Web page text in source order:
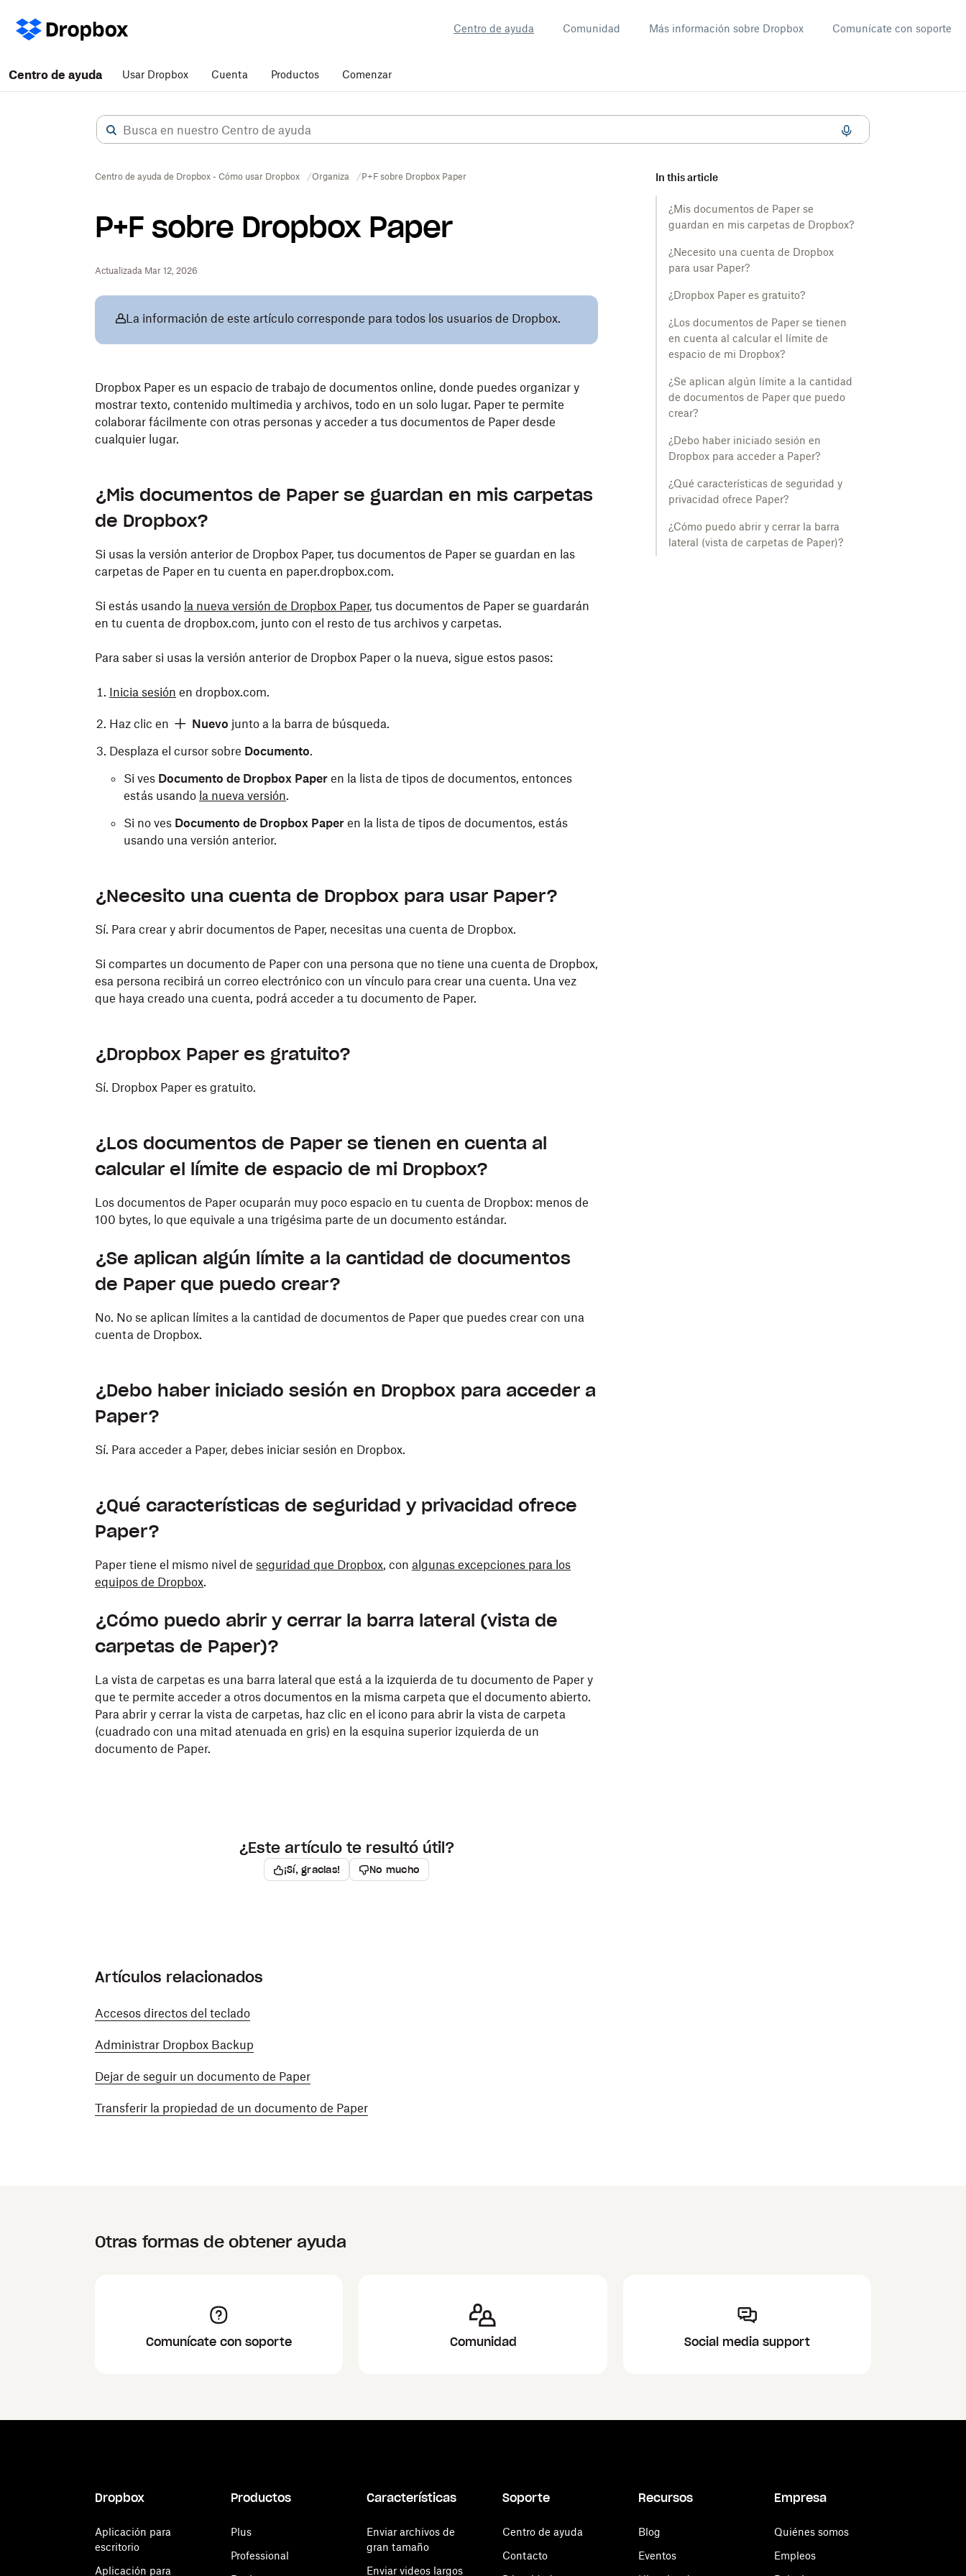
Centro de ayuda Comunidad Más información sobre Dropbox Comunícate con soporte
Centro de ayuda Usar Dropbox Cuenta Productos Comenzar
Centro de ayuda de Dropbox - Cómo usar Dropbox Organiza P+F sobre Dropbox Paper
P+F sobre Dropbox Paper
Actualizada Mar 12, 2026
In this article
¿Mis documentos de Paper se
guardan en mis carpetas de Dropbox?
¿Necesito una cuenta de Dropbox
para usar Paper?
¿Dropbox Paper es gratuito?
¿Los documentos de Paper se tienen
en cuenta al calcular el límite de
espacio de mi Dropbox?
¿Se aplican algún límite a la cantidad
de documentos de Paper que puedo
crear?
¿Debo haber iniciado sesión en
Dropbox para acceder a Paper?
¿Qué características de seguridad y
privacidad ofrece Paper?
¿Cómo puedo abrir y cerrar la barra
lateral (vista de carpetas de Paper)?
La información de este artículo corresponde para todos los usuarios de Dropbox.
Dropbox Paper es un espacio de trabajo de documentos online, donde puedes organizar y
mostrar texto, contenido multimedia y archivos, todo en un solo lugar. Paper te permite
colaborar fácilmente con otras personas y acceder a tus documentos de Paper desde
cualquier lugar.
¿Mis documentos de Paper se guardan en mis carpetas
de Dropbox?
Si usas la versión anterior de Dropbox Paper, tus documentos de Paper se guardan en las
carpetas de Paper en tu cuenta en paper.dropbox.com.
Si estás usando la nueva versión de Dropbox Paper, tus documentos de Paper se guardarán
en tu cuenta de dropbox.com, junto con el resto de tus archivos y carpetas.
Para saber si usas la versión anterior de Dropbox Paper o la nueva, sigue estos pasos:
Inicia sesión en dropbox.com.
Haz clic en Nuevo junto a la barra de búsqueda.
Desplaza el cursor sobre Documento.
Si ves Documento de Dropbox Paper en la lista de tipos de documentos, entonces
estás usando la nueva versión.
Si no ves Documento de Dropbox Paper en la lista de tipos de documentos, estás
usando una versión anterior.
¿Necesito una cuenta de Dropbox para usar Paper?
Sí. Para crear y abrir documentos de Paper, necesitas una cuenta de Dropbox.
Si compartes un documento de Paper con una persona que no tiene una cuenta de Dropbox,
esa persona recibirá un correo electrónico con un vínculo para crear una cuenta. Una vez
que haya creado una cuenta, podrá acceder a tu documento de Paper.
¿Dropbox Paper es gratuito?
Sí. Dropbox Paper es gratuito.
¿Los documentos de Paper se tienen en cuenta al
calcular el límite de espacio de mi Dropbox?
Los documentos de Paper ocuparán muy poco espacio en tu cuenta de Dropbox: menos de
100 bytes, lo que equivale a una trigésima parte de un documento estándar.
¿Se aplican algún límite a la cantidad de documentos
de Paper que puedo crear?
No. No se aplican límites a la cantidad de documentos de Paper que puedes crear con una
cuenta de Dropbox.
¿Debo haber iniciado sesión en Dropbox para acceder a
Paper?
Sí. Para acceder a Paper, debes iniciar sesión en Dropbox.
¿Qué características de seguridad y privacidad ofrece
Paper?
Paper tiene el mismo nivel de seguridad que Dropbox, con algunas excepciones para los
equipos de Dropbox.
¿Cómo puedo abrir y cerrar la barra lateral (vista de
carpetas de Paper)?
La vista de carpetas es una barra lateral que está a la izquierda de tu documento de Paper y
que te permite acceder a otros documentos en la misma carpeta que el documento abierto.
Para abrir y cerrar la vista de carpetas, haz clic en el icono para abrir la vista de carpeta
(cuadrado con una mitad atenuada en gris) en la esquina superior izquierda de un
documento de Paper.
¿Este artículo te resultó útil?
¡Sí, gracias! No mucho
Artículos relacionados
Accesos directos del teclado
Administrar Dropbox Backup
Dejar de seguir un documento de Paper
Transferir la propiedad de un documento de Paper
Otras formas de obtener ayuda
Comunícate con soporte Comunidad Social media support
Dropbox
Aplicación para
escritorio
Aplicación para
Productos
Plus
Professional
Características
Enviar archivos de
gran tamaño
Enviar videos largos
Soporte
Centro de ayuda
Contacto
Recursos
Blog
Eventos
Empresa
Quiénes somos
Empleos